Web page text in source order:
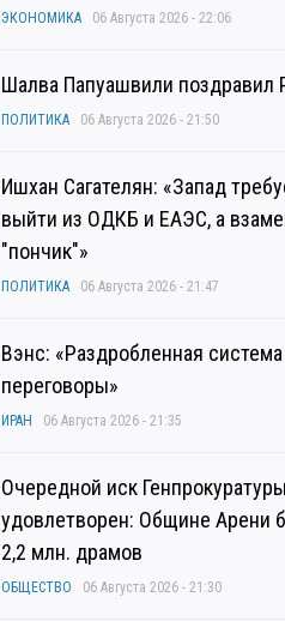
ЭКОНОМИКА 06 Августа 2026 - 22:06
Шалва Папуашвили поздравил
ПОЛИТИКА 06 Августа 2026 - 21:50
Ишхан Сагателян: «Запад
выйти из ОДКБ и ЕАЭС, а
"пончик"»
ПОЛИТИКА 06 Августа 2026 - 21:47
Вэнс: «Раздробленная
переговоры»
ИРАН 06 Августа 2026 - 21:35
Очередной иск
удовлетворен: Общине Арени
2,2 млн. драмов
ОБЩЕСТВО 06 Августа 2026 - 21:30